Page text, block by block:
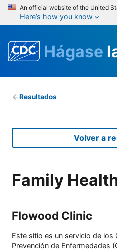
An official website of the United
Here’s how you know
Hágase
Resultados
Volver a
Family
Flowood Clinic
Este sitio es un servicio de los
Prevención de Enfermedades